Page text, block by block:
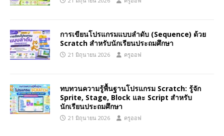
การเขียนโปรแกรมแบบลำดับ (Sequence) ด้วย
Scratch สำหรับนักเรียนประถมศึกษา
21 มิถุนายน 2026 ครูออฟ
ทบทวนความรู้พื้นฐานโปรแกรม Scratch: รู้จัก
Sprite, Stage, Block และ Script สำหรับ
นักเรียนประถมศึกษา
21 มิถุนายน 2026 ครูออฟ